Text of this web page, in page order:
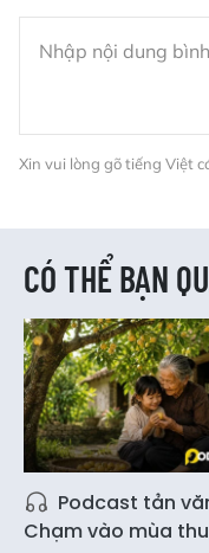
Xin vui lòng gõ tiếng Việt
CÓ THỂ BẠN
Podcast tản
Chạm vào mùa thu